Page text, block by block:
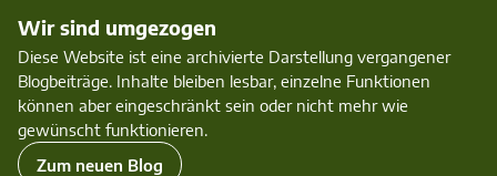
Wir sind umgezogen
Diese Website ist eine archivierte Darstellung vergangener
Blogbeiträge. Inhalte bleiben lesbar, einzelne Funktionen
können aber eingeschränkt sein oder nicht mehr wie
gewünscht funktionieren.
Zum neuen Blog